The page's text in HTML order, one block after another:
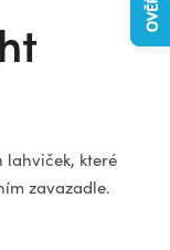
lahviček, které
zavazadle.